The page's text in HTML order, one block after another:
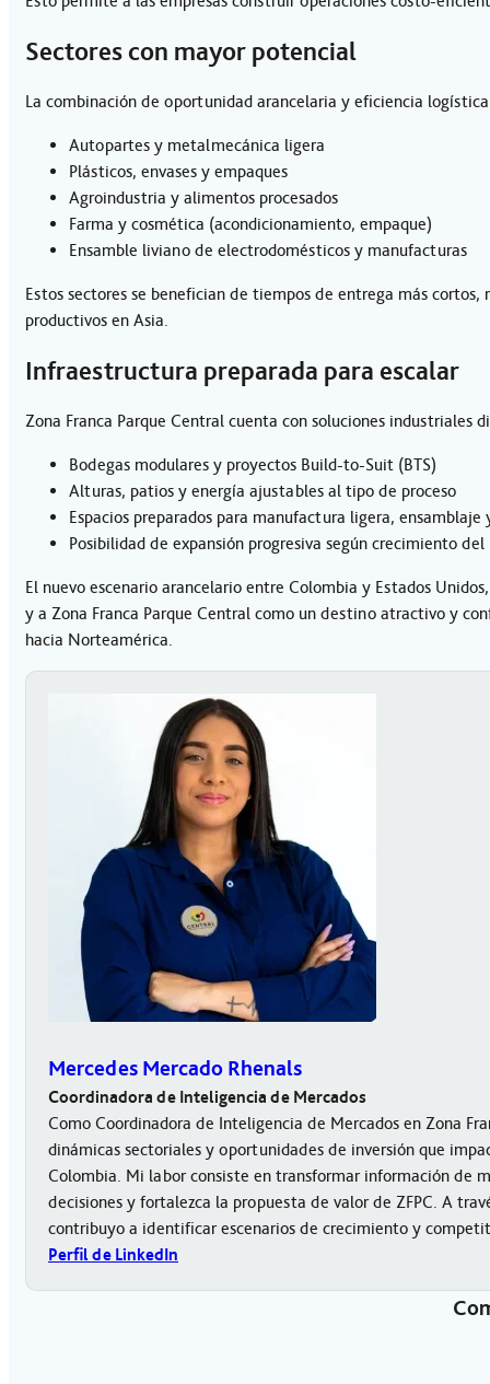
Sectores con mayor potencial
La combinación de oportunidad arancelaria y eficiencia
Autopartes y metalmecánica ligera
Plásticos, envases y empaques
Agroindustria y alimentos procesados
Farma y cosmética (acondicionamiento, empaque)
Ensamble liviano de electrodomésticos y manufacturas
Estos sectores se benefician de tiempos de entrega más
productivos en Asia.
Infraestructura preparada para escalar
Zona Franca Parque Central cuenta con soluciones industriales
Bodegas modulares y proyectos Build-to-Suit (BTS)
Alturas, patios y energía ajustables al tipo de proceso
Espacios preparados para manufactura ligera, ensamblaje
Posibilidad de expansión progresiva según crecimiento
El nuevo escenario arancelario entre Colombia y Estados
y a Zona Franca Parque Central como un destino atractivo y
hacia Norteamérica.
Mercedes Mercado Rhenals
Coordinadora de Inteligencia de Mercados
Como Coordinadora de Inteligencia de Mercados en Zona
dinámicas sectoriales y oportunidades de inversión que
Colombia. Mi labor consiste en transformar información de
decisiones y fortalezca la propuesta de valor de ZFPC. A
contribuyo a identificar escenarios de crecimiento y
Perfil de LinkedIn